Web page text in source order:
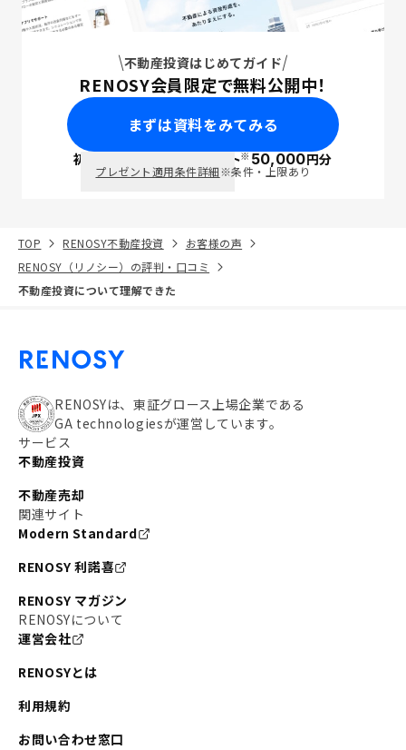
不動産投資はじめてガイド
RENOSY会員限定で無料公開中！
まずは資料をみてみる
初回面談で ポイント※50,000円分
プレゼント適用条件詳細※条件・上限あり
TOP RENOSY不動産投資
お客様の声
RENOSY（リノシー）の評判・口コミ
不動産投資について理解できた
RENOSYは、東証グロース上場企業である
GA technologiesが運営しています。
サービス
不動産投資
不動産売却
関連サイト
Modern Standard
RENOSY 利諾喜
RENOSY マガジン
RENOSYについて
運営会社
RENOSYとは
利用規約
お問い合わせ窓口